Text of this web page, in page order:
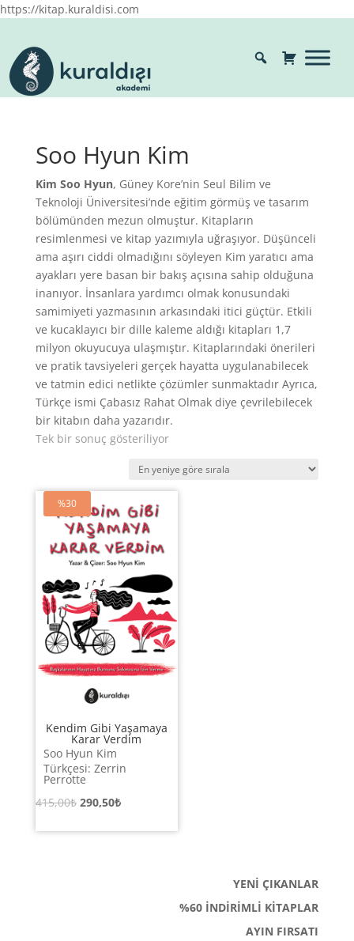
https://kitap.kuraldisi.com
Soo Hyun Kim
Kim Soo Hyun, Güney Kore’nin Seul Bilim ve
Teknoloji Üniversitesi’nde eğitim görmüş ve tasarım
bölümünden mezun olmuştur. Kitapların
resimlenmesi ve kitap yazımıyla uğraşıyor. Düşünceli
ama aşırı ciddi olmadığını söyleyen Kim yaratıcı ama
ayakları yere basan bir bakış açısına sahip olduğuna
inanıyor. İnsanlara yardımcı olmak konusundaki
samimiyeti yazmasının arkasındaki itici güçtür. Etkili
ve kucaklayıcı bir dille kaleme aldığı kitapları 1,7
milyon okuyucuya ulaşmıştır. Kitaplarındaki önerileri
ve pratik tavsiyeleri gerçek hayatta uygulanabilecek
ve tatmin edici netlikte çözümler sunmaktadır Ayrıca,
Türkçe ismi Çabasız Rahat Olmak diye çevrilebilecek
bir kitabın daha yazarıdır.
Tek bir sonuç gösteriliyor
%30
Kendim Gibi Yaşamaya
Karar Verdim
Soo Hyun Kim
Türkçesi: Zerrin
Perrotte
415,00₺ Orijinal
290,50₺Şu
YENİ ÇIKANLAR
%60 İNDİRİMLİ KİTAPLAR
AYIN FIRSATI